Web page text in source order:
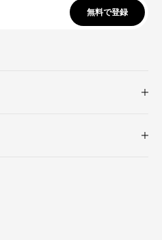
無料で登録